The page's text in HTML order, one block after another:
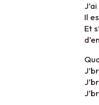
Il
Et